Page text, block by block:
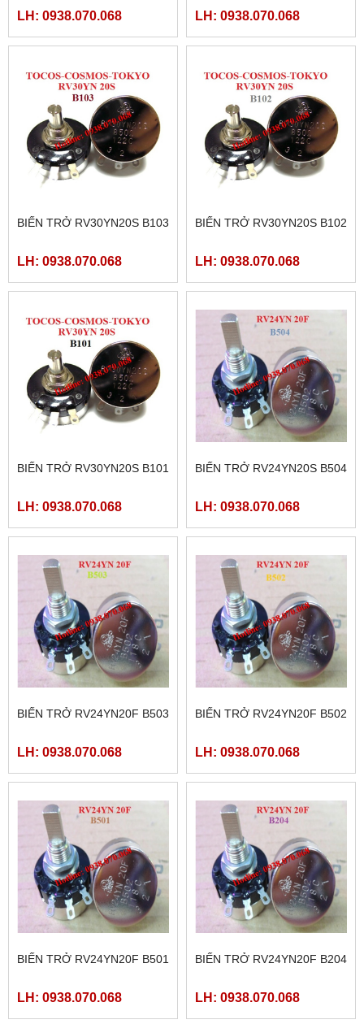
LH: 0938.070.068 LH: 0938.070.068
BIẾN TRỞ RV30YN20S B103
LH: 0938.070.068
BIẾN TRỞ RV30YN20S B102
LH: 0938.070.068
BIẾN TRỞ RV30YN20S B101
LH: 0938.070.068
BIẾN TRỞ RV24YN20S B504
LH: 0938.070.068
BIẾN TRỞ RV24YN20F B503
LH: 0938.070.068
BIẾN TRỞ RV24YN20F B502
LH: 0938.070.068
BIẾN TRỞ RV24YN20F B501
LH: 0938.070.068
BIẾN TRỞ RV24YN20F B204
LH: 0938.070.068